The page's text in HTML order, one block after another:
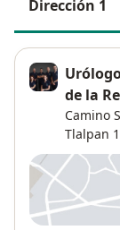
Dirección 1
de la
Camino
Tlalpan